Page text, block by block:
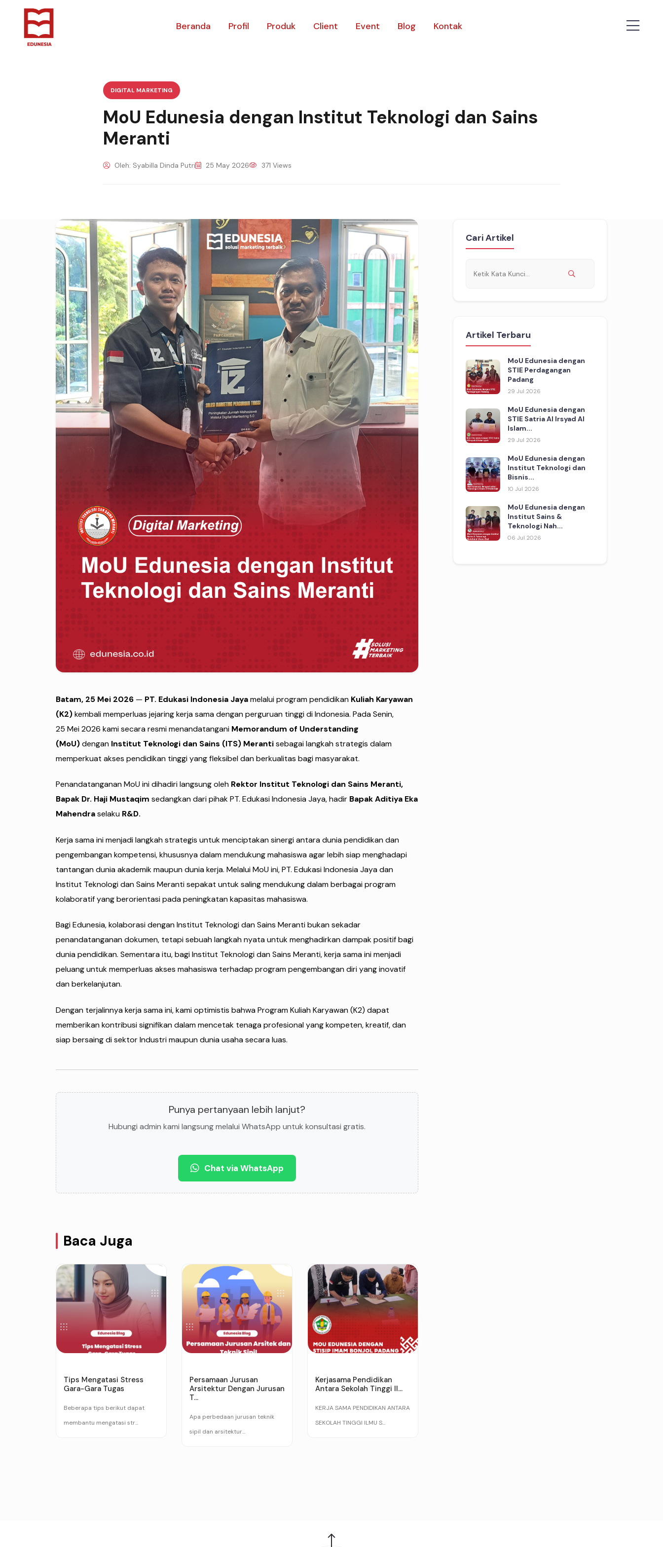
Beranda Profil Produk Client Event Blog Kontak
DIGITAL MARKETING
MoU Edunesia dengan Institut Teknologi dan Sains
Meranti
Oleh: Syabilla Dinda Putri 25 May 2026 371 Views
Batam, 25 Mei 2026 — PT. Edukasi Indonesia Jayamelalui program pendidikan Kuliah Karyawan
(K2)kembali memperluas jejaring kerja sama dengan perguruan tinggi di Indonesia. Pada Senin,
25 Mei 2026 kami secara resmi menandatangani Memorandum of Understanding
(MoU)dengan Institut Teknologi dan Sains (ITS) Merantisebagai langkah strategis dalam
memperkuat akses pendidikan tinggi yang fleksibel dan berkualitas bagi masyarakat.
Penandatanganan MoU ini dihadiri langsung oleh Rektor Institut Teknologi dan Sains Meranti,
Bapak Dr. Haji Mustaqim sedangkan dari pihak PT. Edukasi Indonesia Jaya, hadir Bapak Aditiya Eka
Mahendraselaku R&D.
Kerja sama ini menjadi langkah strategis untuk menciptakan sinergi antara dunia pendidikan dan
pengembangan kompetensi, khususnya dalam mendukung mahasiswa agar lebih siap menghadapi
tantangan dunia akademik maupun dunia kerja. Melalui MoU ini, PT. Edukasi Indonesia Jaya dan
Institut Teknologi dan Sains Meranti sepakat untuk saling mendukung dalam berbagai program
kolaboratif yang berorientasi pada peningkatan kapasitas mahasiswa.
Bagi Edunesia, kolaborasi dengan Institut Teknologi dan Sains Meranti bukan sekadar
penandatanganan dokumen, tetapi sebuah langkah nyata untuk menghadirkan dampak positif bagi
dunia pendidikan. Sementara itu, bagi Institut Teknologi dan Sains Meranti, kerja sama ini menjadi
peluang untuk memperluas akses mahasiswa terhadap program pengembangan diri yang inovatif
dan berkelanjutan.
Dengan terjalinnya kerja sama ini, kami optimistis bahwa Program Kuliah Karyawan (K2) dapat
memberikan kontribusi signifikan dalam mencetak tenaga profesional yang kompeten, kreatif, dan
siap bersaing di sektor Industri maupun dunia usaha secara luas.
Punya pertanyaan lebih lanjut?
Hubungi admin kami langsung melalui WhatsApp untuk konsultasi gratis.
Chat via WhatsApp
Baca Juga
Tips Mengatasi Stress
Gara-Gara Tugas
Beberapa tips berikut dapat
membantu mengatasi str...
Persamaan Jurusan
Arsitektur Dengan Jurusan
T...
Apa perbedaan jurusan teknik
sipil dan arsitektur...
Kerjasama Pendidikan
Antara Sekolah Tinggi Il...
KERJA SAMA PENDIDIKAN ANTARA
SEKOLAH TINGGI ILMU S...
Cari Artikel
Artikel Terbaru
MoU Edunesia dengan
STIE Perdagangan
Padang
29 Jul 2026
MoU Edunesia dengan
STIE Satria Al Irsyad Al
Islam...
29 Jul 2026
MoU Edunesia dengan
Institut Teknologi dan
Bisnis...
10 Jul 2026
MoU Edunesia dengan
Institut Sains &
Teknologi Nah...
06 Jul 2026